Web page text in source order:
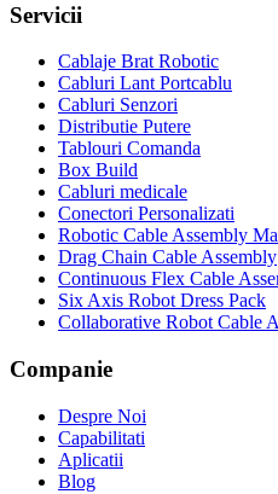
Servicii
Cablaje Brat Robotic
Cabluri Lant Portcablu
Cabluri Senzori
Distributie Putere
Tablouri Comanda
Box Build
Cabluri medicale
Conectori Personalizati
Robotic Cable Assembly
Drag Chain Cable Assembly
Continuous Flex Cable
Six Axis Robot Dress Pack
Collaborative Robot Cable
Companie
Despre Noi
Capabilitati
Aplicatii
Blog